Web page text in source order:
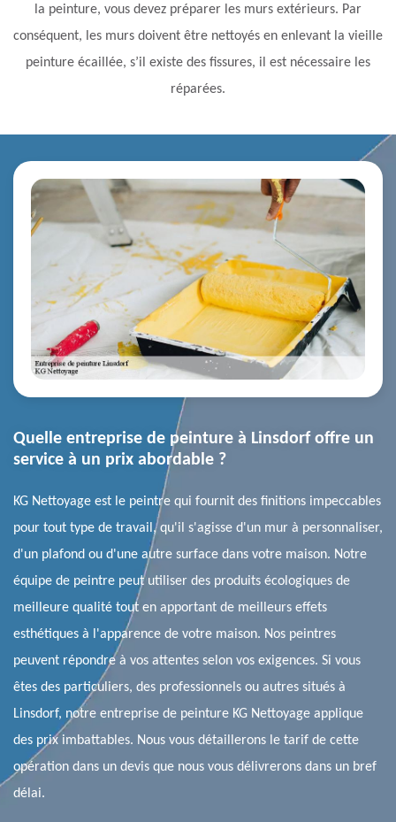
la peinture, vous devez préparer les murs extérieurs. Par
conséquent, les murs doivent être nettoyés en enlevant la vieille
peinture écaillée, s’il existe des fissures, il est nécessaire les
réparées.
Quelle entreprise de peinture à Linsdorf offre un
service à un prix abordable ?
KG Nettoyage est le peintre qui fournit des finitions impeccables
pour tout type de travail, qu'il s'agisse d'un mur à personnaliser,
d'un plafond ou d'une autre surface dans votre maison. Notre
équipe de peintre peut utiliser des produits écologiques de
meilleure qualité tout en apportant de meilleurs effets
esthétiques à l'apparence de votre maison. Nos peintres
peuvent répondre à vos attentes selon vos exigences. Si vous
êtes des particuliers, des professionnels ou autres situés à
Linsdorf, notre entreprise de peinture KG Nettoyage applique
des prix imbattables. Nous vous détaillerons le tarif de cette
opération dans un devis que nous vous délivrerons dans un bref
délai.